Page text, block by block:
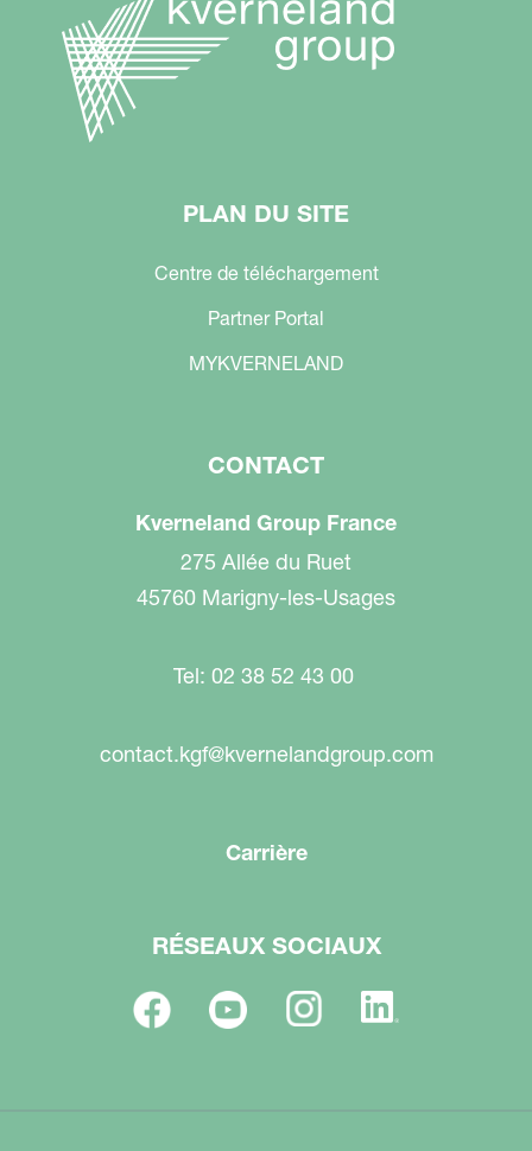
PLAN DU SITE
Centre de téléchargement
Partner Portal
MYKVERNELAND
CONTACT
Kverneland Group France
275 Allée du Ruet
45760 Marigny-les-Usages
Tel: 02 38 52 43 00
contact.kgf@kvernelandgroup.com
Carrière
RÉSEAUX SOCIAUX